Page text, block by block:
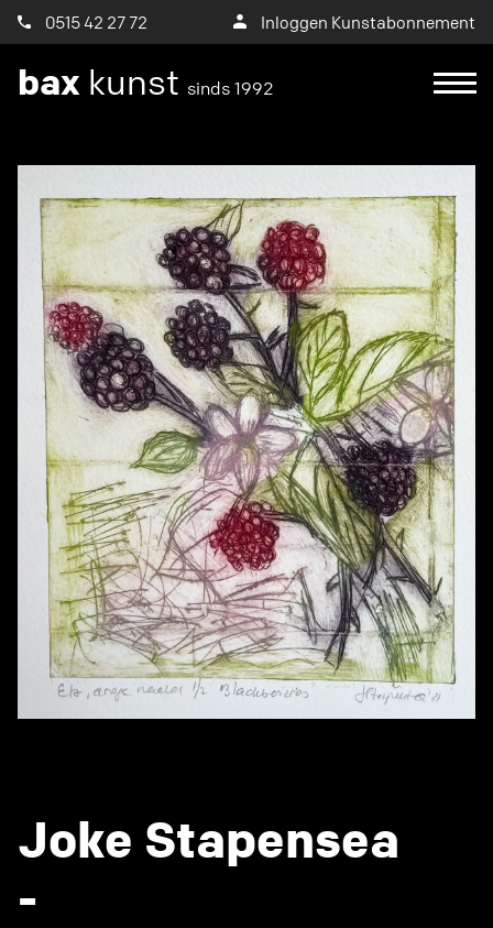
0515 42 27 72 Inloggen Kunstabonnement
bax kunst sinds 1992
Joke Stapensea
-